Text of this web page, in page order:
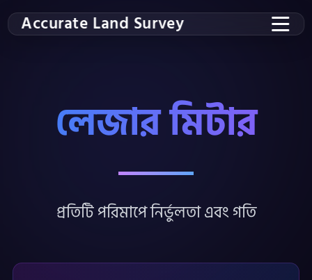
Accurate Land Survey
লেজার মিটার
প্রতিটি পরিমাপে নির্ভুলতা এবং গতি